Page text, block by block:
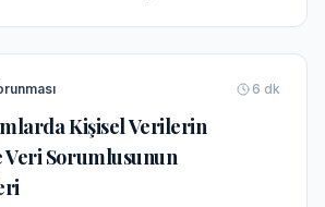
6 dk
Kişisel Verilerin
Veri Sorumlusunun